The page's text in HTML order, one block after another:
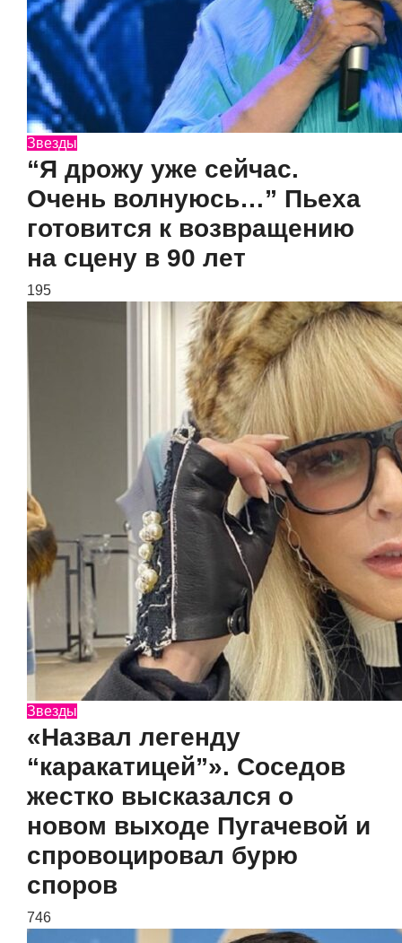
Звезды
“Я дрожу уже сейчас.
Очень волнуюсь…” Пьеха
готовится к возвращению
на сцену в 90 лет
195
Звезды
«Назвал легенду
“каракатицей”». Соседов
жестко высказался о
новом выходе Пугачевой и
спровоцировал бурю
споров
746